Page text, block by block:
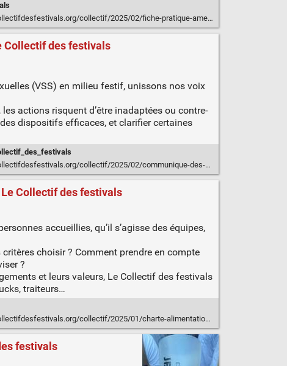
collectif/2025/02/fiche-pratique-ameliorer-la-communication-et-la-sensibilisation-sur-les-mobilites-durables/
Collectif des festivals
(VSS) en milieu festif, unissons nos voix
actions risquent d’être inadaptées ou contre-
dispositifs efficaces, et clarifier certaines
collectif/2025/02/communique-des-collectifs-et-associations-de-prevention-des-violences-en-milieu-festif/
Collectif des festivals
accueillies, qu’il s’agisse des équipes,
choisir ? Comment prendre en compte
?
et leurs valeurs, Le Collectif des festivals
traiteurs…
collectif/2025/01/charte-alimentation/
festivals